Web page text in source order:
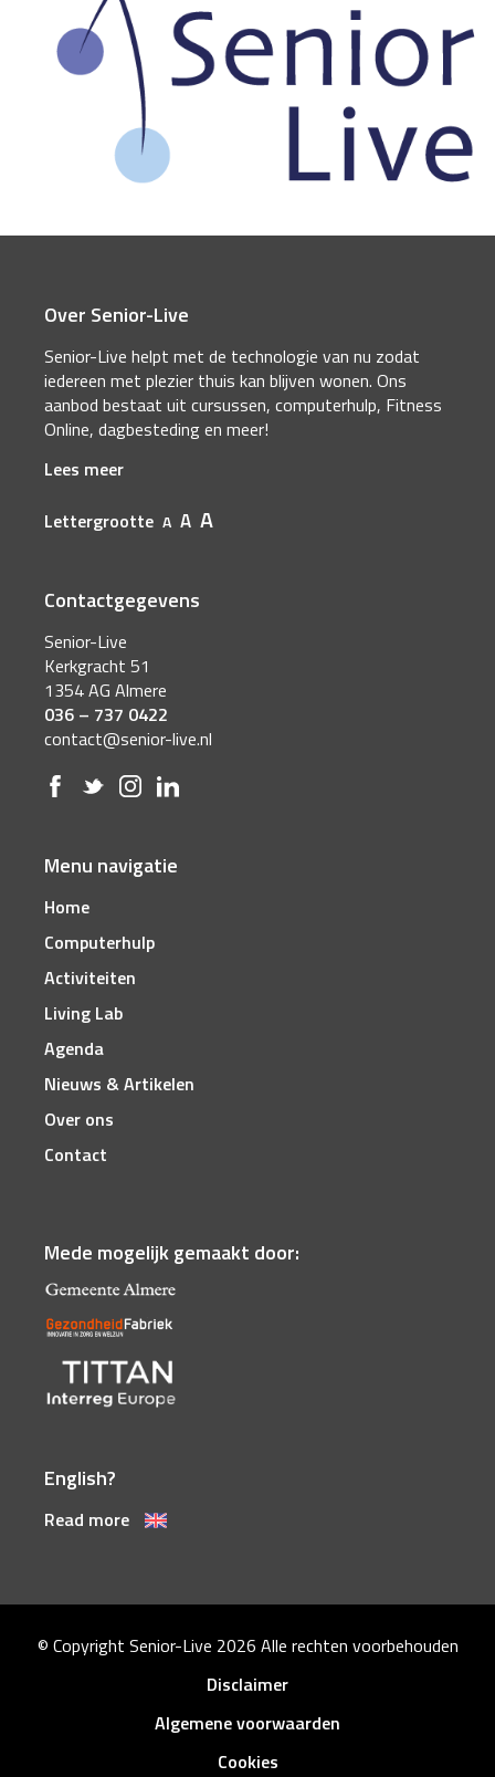
Over Senior-Live
Senior-Live helpt met de technologie van nu zodat
iedereen met plezier thuis kan blijven wonen. Ons
aanbod bestaat uit cursussen, computerhulp, Fitness
Online, dagbesteding en meer!
Lees meer
Lettergrootte A A A
Contactgegevens
Senior-Live
Kerkgracht 51
1354 AG Almere
036 – 737 0422
contact@senior-live.nl
Menu navigatie
Home
Computerhulp
Activiteiten
Living Lab
Agenda
Nieuws & Artikelen
Over ons
Contact
Mede mogelijk gemaakt door:
English?
Read more
© Copyright Senior-Live 2026 Alle rechten voorbehouden
Disclaimer
Algemene voorwaarden
Cookies